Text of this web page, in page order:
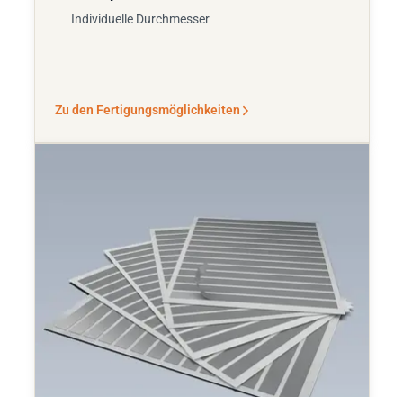
Individuelle Durchmesser
Zu den Fertigungsmöglichkeiten